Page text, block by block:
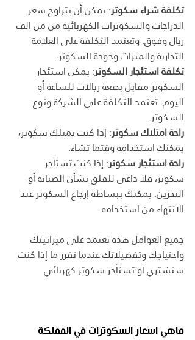
تكلفة شراء سكوتر: يمكن أن يتراوح سعر
الدراجات والسكوترات الكهربائية من من الف
ريال وفوق. وتعتمد التكلفة على العلامة
التجارية والميزات وجودة السكوتر.
تكلفة استئجار السكوتر: يمكن استئجار
السكوتر مقابل بضعة ريالات للساعة أو
اليوم. تعتمد التكلفة على الشركة ونوع
السكوتر.
راحة امتلاك سكوتر: إذا كنت تمتلك سكوتر،
يمكنك استخدامه وقتما تشاء.
راحة استئجار سكوتر: إذا كنت تستأجر
سكوتر، فلا داعي للقلق بشأن الصيانة أو
التخزين. يمكنك ببساطة إرجاع السكوتر عند
الانتهاء من استخدامه.
جميع العوامل هذه تعتمد على ميزانيتك
واحتياجك وتفضيلاتك عندما تقرر ما إذا كنت
ستشتري أو تستأجر سكوتر كهربائي
ماهي اسعار السكوترات في المملكة